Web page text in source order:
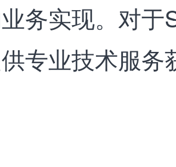
务实现。对
专业技术服